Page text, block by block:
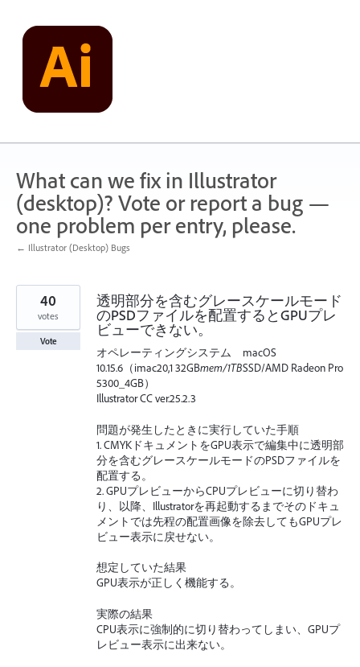
content
What can we fix in Illustrator
(desktop)? Vote or report a bug —
one problem per entry, please.
← Illustrator (Desktop) Bugs
透明部分を含むグレースケールモード
のPSDファイルを配置するとGPUプレ
ビューできない。
オペレーティングシステム macOS
10.15.6（imac20,1 32GBmem/1TBSSD/AMD Radeon Pro
5300_4GB）
Illustrator CC ver.25.2.3
問題が発生したときに実行していた手順
1. CMYKドキュメントをGPU表示で編集中に透明部
分を含むグレースケールモードのPSDファイルを
配置する。
2. GPUプレビューからCPUプレビューに切り替わ
り、以降、Illustratorを再起動するまでそのドキュ
メントでは先程の配置画像を除去してもGPUプレ
ビュー表示に戻せない。
想定していた結果
GPU表示が正しく機能する。
実際の結果
CPU表示に強制的に切り替わってしまい、GPUプ
レビュー表示に出来ない。
40
votes
Vote